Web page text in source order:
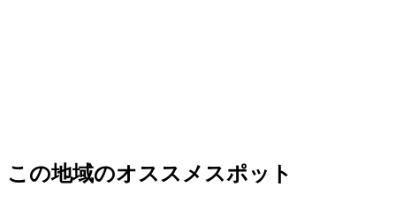
この地域のオススメスポット